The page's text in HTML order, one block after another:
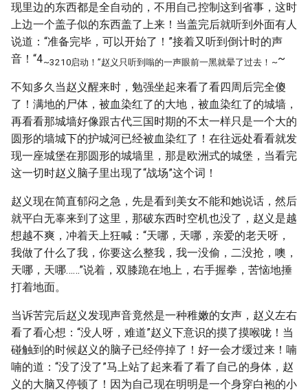
现里边的东西都是全自动的，不用自己控制这到省事，这时
上边一个盖子似的东西盖了上来！当盖完后就听到外面有人
说道：“准备完毕，可以开始了！”接着又听到倒计时的声
音！“4~321 0启动！”赵义只听到嗡的一声眼前一黑就晕了过去！ ~~
不知多久当赵义醒来时，勉强坐起来看了看四周后完全傻
了！满地的尸体，被血染红了的大地，被血染红了的城墙，
再看看那城墙好像跟古代三国时期的不太一样只是一个大的
圆形的墙城下的护城河已经被血染红了！在往远处看看就发
现一座城堡在那圆形的城墙里，那是欧洲式的城堡，当看完
这一切时赵义脑子里出现了“战场”这个词！
赵义现在简直郁闷之急，先是看到美女不能和她说话，然后
就平白无辜来到了这里，那破东西时空机也没了，赵义是越
想越不爽，冲着天上狂喊：“天哪，天哪，亲爱的老天呀，
我做了什么了我，你要这么整我，我一没偷，二没抢，噢，
天哪，天哪……”说着，双膝跪在地上，右手握拳，苦恼地捶
打着地面。
当诉苦完后赵义发现声音竟然是一种稚嫩的女声，赵义左右
看了看心想：“没人呀，难道”赵义下意识的摸了摸喉咙！当
碰触到的时候赵义的脑子已经停掉了！好一会才缓过来！喃
喃的道：“没了没了”马上站了起来看了看了自己的身体，赵
义的大脑又停顿了！因为自己现在明明是一个身穿白袍的小